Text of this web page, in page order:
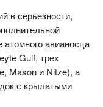
в серьезности,
атомного авианосца
Gulf, трех
Mason и Nitze), а
с крылатыми